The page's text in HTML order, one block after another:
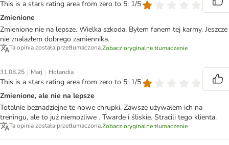
This is a stars rating area from zero to 5: 1/5
Zmienione
Zmienione nie na lepsze. Wielka szkoda. Byłem fanem tej karmy. Jeszcze
nie znalazłem dobrego zamiennika.
Ta opinia została przetłumaczona.Zobacz oryginalne tłumaczenie
31.08.25 | Marj | Holandia
This is a stars rating area from zero to 5: 1/5
Zmienione, ale nie na lepsze
Totalnie beznadziejne te nowe chrupki. Zawsze używałem ich na
treningu, ale to już niemożliwe . Twarde i śliskie. Stracili tego klienta.
Ta opinia została przetłumaczona.Zobacz oryginalne tłumaczenie